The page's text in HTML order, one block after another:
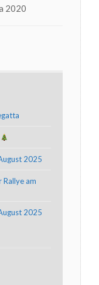
2020
2025
Rallye am
2025